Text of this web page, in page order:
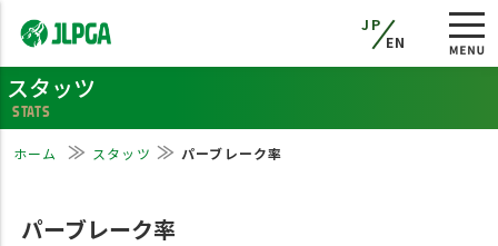
JP
EN
スタッツ
STATS
ホーム スタッツ パーブレーク率
パーブレーク率